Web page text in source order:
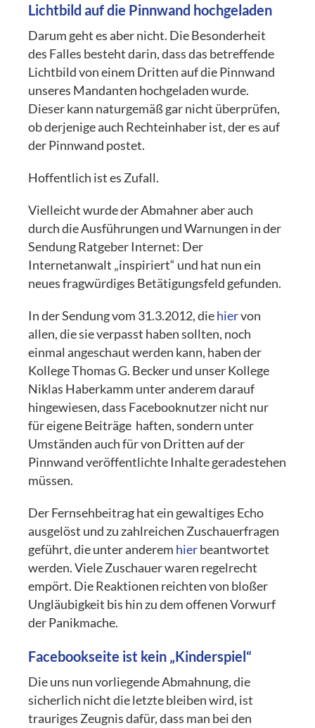
Lichtbild auf die Pinnwand hochgeladen
Darum geht es aber nicht. Die Besonderheit
des Falles besteht darin, dass das betreffende
Lichtbild von einem Dritten auf die Pinnwand
unseres Mandanten hochgeladen wurde.
Dieser kann naturgemäß gar nicht überprüfen,
ob derjenige auch Rechteinhaber ist, der es auf
der Pinnwand postet.
Hoffentlich ist es Zufall.
Vielleicht wurde der Abmahner aber auch
durch die Ausführungen und Warnungen in der
Sendung Ratgeber Internet: Der
Internetanwalt „inspiriert“ und hat nun ein
neues fragwürdiges Betätigungsfeld gefunden.
In der Sendung vom 31.3.2012, diehiervon
allen, die sie verpasst haben sollten, noch
einmal angeschaut werden kann, haben der
Kollege Thomas G. Becker und unser Kollege
Niklas Haberkamm unter anderem darauf
hingewiesen, dass Facebooknutzer nicht nur
für eigene Beiträge haften, sondern unter
Umständen auch für von Dritten auf der
Pinnwand veröffentlichte Inhalte geradestehen
müssen.
Der Fernsehbeitrag hat ein gewaltiges Echo
ausgelöst und zu zahlreichen Zuschauerfragen
geführt, die unter anderem hierbeantwortet
werden. Viele Zuschauer waren regelrecht
empört. Die Reaktionen reichten von bloßer
Ungläubigkeit bis hin zu dem offenen Vorwurf
der Panikmache.
Facebookseite ist kein „Kinderspiel“
Die uns nun vorliegende Abmahnung, die
sicherlich nicht die letzte bleiben wird, ist
trauriges Zeugnis dafür, dass man bei den